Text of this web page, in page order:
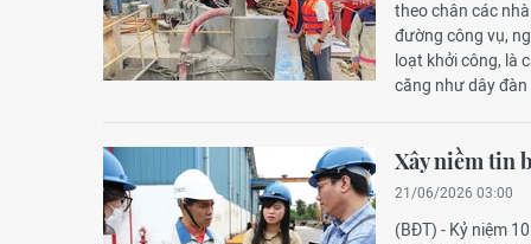
theo chân các
đường công vụ,
loạt khởi công, là
căng như dây
Xây niềm tin
21/06/2026 03:00
(BĐT) - Kỷ niệm